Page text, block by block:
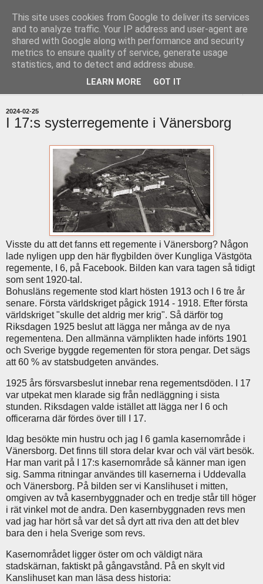
uddevallabloggen.se
med stort och smått från Uddevallas horisont
2024-02-25
I 17:s systerregemente i Vänersborg
Visste du att det fanns ett regemente i Vänersborg? Någon
lade nyligen upp den här flygbilden över Kungliga Västgöta
regemente, I 6, på Facebook. Bilden kan vara tagen så tidigt
som sent 1920-tal.
Bohusläns regemente stod klart hösten 1913 och I 6 tre år
senare. Första världskriget pågick 1914 - 1918. Efter första
världskriget "skulle det aldrig mer krig". Så därför tog
Riksdagen 1925 beslut att lägga ner många av de nya
regementena. Den allmänna värnplikten hade införts 1901
och Sverige byggde regementen för stora pengar. Det sägs
att 60 % av statsbudgeten användes.
1925 års försvarsbeslut innebar rena regementsdöden. I 17
var utpekat men klarade sig från nedläggning i sista
stunden. Riksdagen valde istället att lägga ner I 6 och
officerarna där fördes över till I 17.
Idag besökte min hustru och jag I 6 gamla kasernområde i
Vänersborg. Det finns till stora delar kvar och väl värt besök.
Har man varit på I 17:s kasernområde så känner man igen
sig. Samma ritningar användes till kasernerna i Uddevalla
och Vänersborg. På bilden ser vi Kanslihuset i mitten,
omgiven av två kasernbyggnader och en tredje står till höger
i rät vinkel mot de andra. Den kasernbyggnaden revs men
vad jag har hört så var det så dyrt att riva den att det blev
bara den i hela Sverige som revs.
Kasernområdet ligger öster om och väldigt nära
stadskärnan, faktiskt på gångavstånd. På en skylt vid
Kanslihuset kan man läsa dess historia:
This site uses cookies from Google to deliver its services
and to analyze traffic. Your IP address and user-agent are
shared with Google along with performance and security
metrics to ensure quality of service, generate usage
statistics, and to detect and address abuse.
LEARN MORE GOT IT